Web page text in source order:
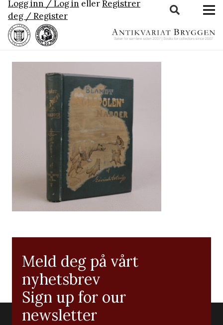
Logg inn / Log in ellerRegistrer
deg / Register
Meld deg på vårt
nyhetsbrev
Sign up for our
newsletter